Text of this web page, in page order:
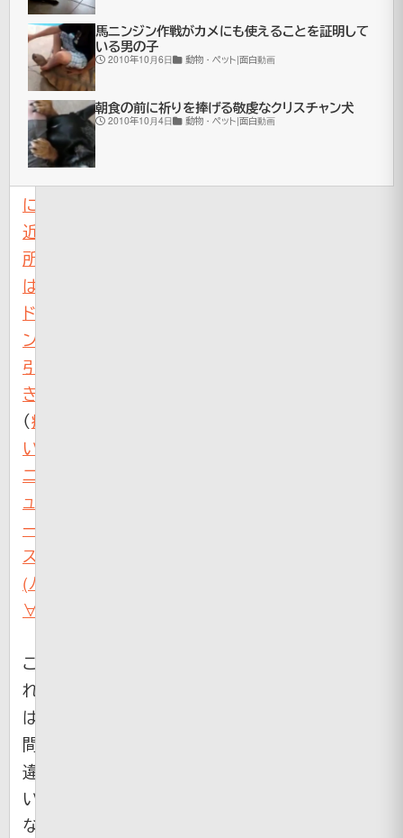
作
成
核
融
合
成
に
近
所
は
ド
ン
引
き
（痛
い
ニ
ュ
ー
ス
(ﾉ
∀`)
こ
れ
は
間
違
い
な
馬ニンジン作戦がカメにも使えることを証明して
いる男の子
2010年10月6日 動物・ペット|面白動画
朝食の前に祈りを捧げる敬虔なクリスチャン犬
2010年10月4日 動物・ペット|面白動画